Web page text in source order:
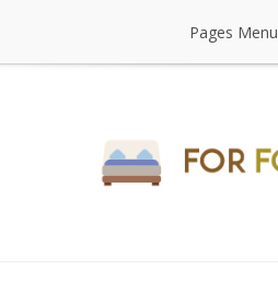
Pages Menu